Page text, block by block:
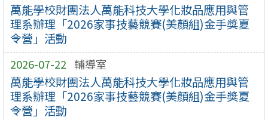
萬能學校財團法人萬能科技大學化妝品應用與管
理系辦理「2026家事技藝競賽(美顏組)金手獎夏
令營」活動
2026-07-22 輔導室
萬能學校財團法人萬能科技大學化妝品應用與管
理系辦理「2026家事技藝競賽(美顏組)金手獎夏
令營」活動